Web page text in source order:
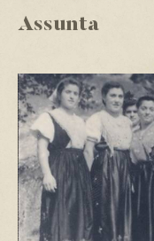
Assunta